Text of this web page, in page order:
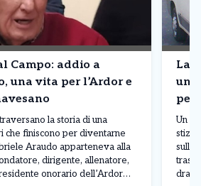
Campo: addio a
una vita per l’Ardor e
la storia di una
che finiscono per diventarne
Araudo apparteneva alla
dirigente, allenatore,
onorario dell’Ardor
una
per
Un
sulla